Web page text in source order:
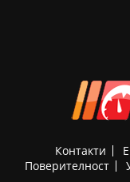
Контакти
Поверителност